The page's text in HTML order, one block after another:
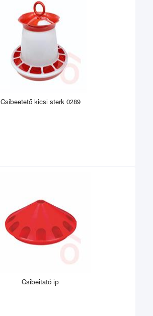
Csibeetető kicsi sterk 0289
Csibeitató ip